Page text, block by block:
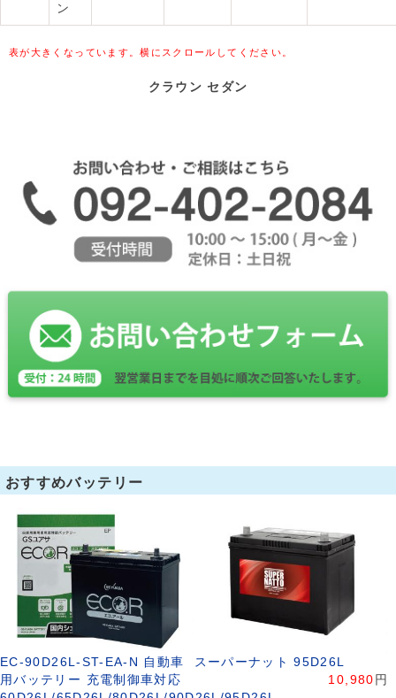
ン
表が大きくなっています。横にスクロールしてください。
クラウン セダン
おすすめバッテリー
EC-90D26L-ST-EA-N 自動車
用バッテリー 充電制御車対応
スーパーナット 95D26L
10,980 円